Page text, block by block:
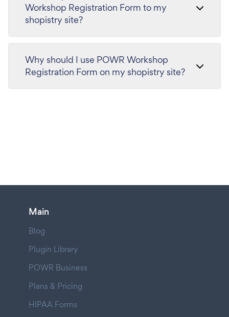
Workshop Registration Form to my
shopistry site?
Why should I use POWR Workshop
Registration Form on my shopistry site?
Main
Blog
Plugin Library
POWR Business
Plans & Pricing
HIPAA Forms